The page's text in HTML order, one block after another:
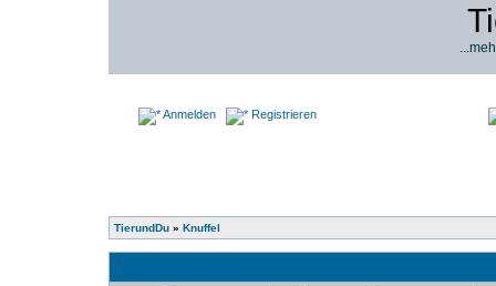
Anmelden Registrieren
TierundDu » Knuffel